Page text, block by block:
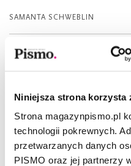
Niniejsza strona korzysta
Strona magazynpismo.pl
technologii pokrewnych.
przetwarzanych danych
PISMO oraz jej partnerzy
SAMANTA SCHWEBLIN